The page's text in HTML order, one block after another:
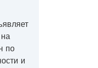
по
и